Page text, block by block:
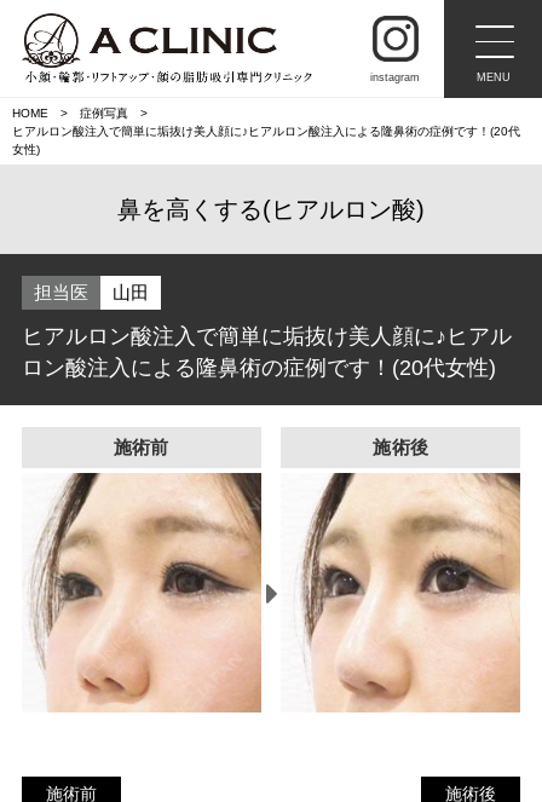
instagram MENU
HOME
症例写真
ヒアルロン酸注入で簡単に垢抜け美人顔に♪ヒアルロン酸注入による隆鼻術の症例です！(20代
女性)
鼻を高くする(ヒアルロン酸)
担当医 山田
ヒアルロン酸注入で簡単に垢抜け美人顔に♪ヒアル
ロン酸注入による隆鼻術の症例です！(20代女性)
施術前 施術後
施術前 施術後